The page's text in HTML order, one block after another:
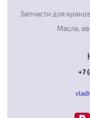
Запчасти для
Масла,
+7